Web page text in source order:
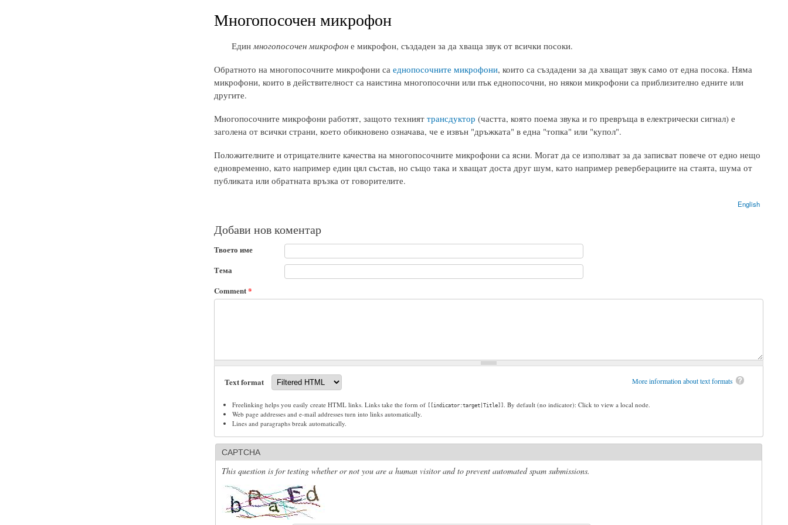
Многопосочен микрофон
Единмногопосочен микрофоне микрофон, създаден за да хваща звук от всички посоки.
Обратното на многопосочните микрофони са еднопосочните микрофони, които са създадени за да хващат звук само от една посока. Няма
микрофони, които в действителност са наистина многопосочни или пък еднопосочни, но някои микрофони са приблизително едните или
другите.
Многопосочните микрофони работят, защото техният трансдуктор (частта, която поема звука и го превръща в електрически сигнал) е
заголена от всички страни, което обикновено означава, че е извън "дръжката" в една "топка" или "купол".
Положителните и отрицателните качества на многопосочните микрофони са ясни. Могат да се използват за да записват повече от едно нещо
едновременно, като например един цял състав, но също така и хващат доста друг шум, като например реверберациите на стаята, шума от
публиката или обратната връзка от говорителите.
English
Добави нов коментар
Твоето име
Тема
Comment*
More information about text formats
Text format
Freelinking helps you easily create HTML links. Links take the form of [[indicator:target|Title]]. By default (no indicator): Click to view a local node.
Web page addresses and e-mail addresses turn into links automatically.
Lines and paragraphs break automatically.
CAPTCHA
This question is for testing whether or not you are a human visitor and to prevent automated spam submissions.